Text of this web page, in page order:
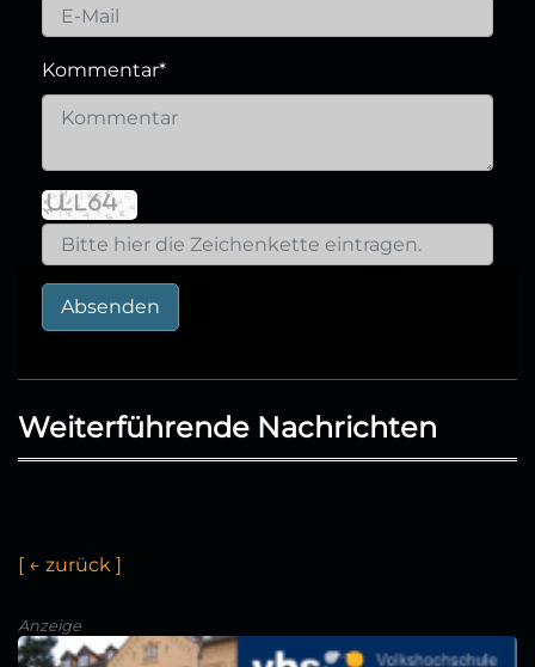
Kommentar*
Absenden
Weiterführende Nachrichten
[ ← zurück ]
Anzeige